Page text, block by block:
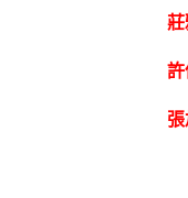
莊
許